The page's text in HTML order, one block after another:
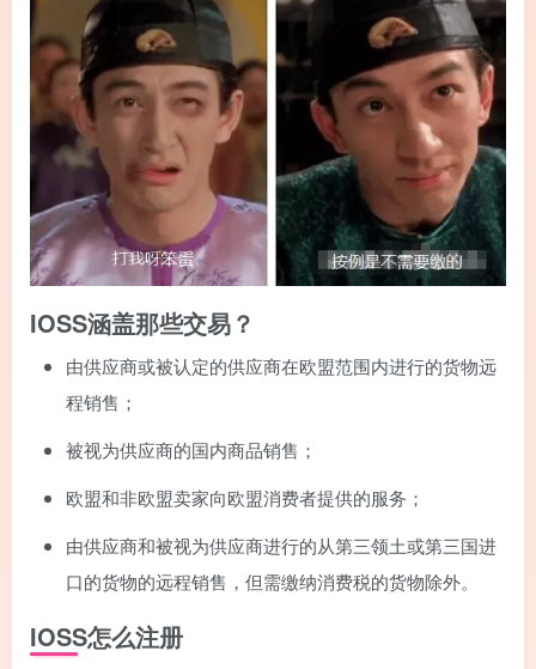
IOSS涵盖那些交易？
由供应商或被认定的供应商在欧盟范围内进行的货物远
程销售；
被视为供应商的国内商品销售；
欧盟和非欧盟卖家向欧盟消费者提供的服务；
由供应商和被视为供应商进行的从第三领土或第三国进
口的货物的远程销售，但需缴纳消费税的货物除外。
IOSS怎么注册